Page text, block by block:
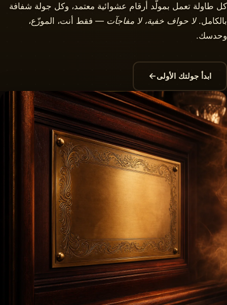
كل طاولة تعمل بمولّد أرقام عشوائية معتمد، وكل جولة شفافة
بالكامل.لا حواف خفية، لا مفاجآت — فقط أنت، الموزّع،
وحدسك.
ابدأ جولتك الأولى←